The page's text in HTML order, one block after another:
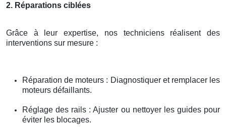
2. Réparations ciblées
Grâce à leur expertise, nos techniciens réalisent des
interventions sur mesure :
Réparation de moteurs : Diagnostiquer et remplacer les
moteurs défaillants.
Réglage des rails : Ajuster ou nettoyer les guides pour
éviter les blocages.